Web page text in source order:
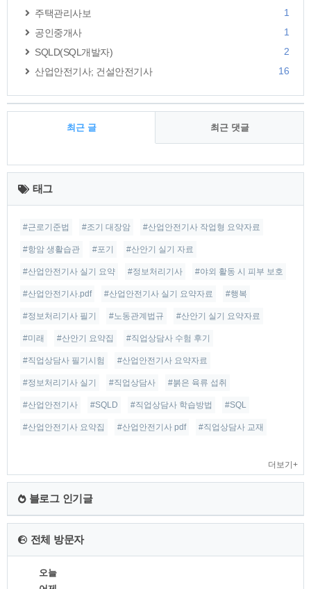
주택관리사보
1
공인중개사
1
SQLD(SQL개발자)
2
산업안전기사; 건설안전기사
16
최근 글 최근 댓글
최
근
글
태그
#근로기준법 #조기 대장암 #산업안전기사 작업형 요약자료
#항암 생활습관 #포기 #산안기 실기 자료
#산업안전기사 실기 요약 #정보처리기사 #야외 활동 시 피부 보호
#산업안전기사.pdf #산업안전기사 실기 요약자료 #행복
#정보처리기사 필기 #노동관계법규 #산안기 실기 요약자료
#미래 #산안기 요약집 #직업상담사 수험 후기
#직업상담사 필기시험 #산업안전기사 요약자료
#정보처리기사 실기 #직업상담사 #붉은 육류 섭취
#산업안전기사 #SQLD #직업상담사 학습방법 #SQL
#산업안전기사 요약집 #산업안전기사 pdf #직업상담사 교재
더보기+
블로그 인기글
전체 방문자
오늘